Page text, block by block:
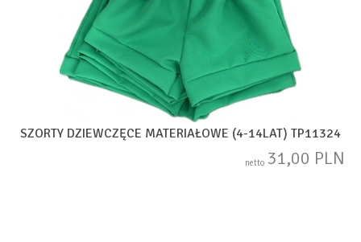
SZORTY DZIEWCZĘCE MATERIAŁOWE (4-14LAT) TP11324
netto 31,00 PLN